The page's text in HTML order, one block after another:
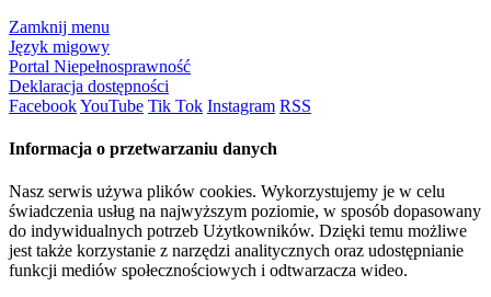
Zamknij menu
Język migowy
Portal Niepełnosprawność
Deklaracja dostępności
FacebookYouTube Tik Tok Instagram RSS
Informacja o przetwarzaniu danych
Nasz serwis używa plików cookies. Wykorzystujemy je w celu
świadczenia usług na najwyższym poziomie, w sposób dopasowany
do indywidualnych potrzeb Użytkowników. Dzięki temu możliwe
jest także korzystanie z narzędzi analitycznych oraz udostępnianie
funkcji mediów społecznościowych i odtwarzacza wideo.